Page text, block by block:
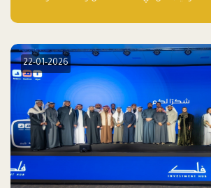
الطريق للمستثمرين ورواد الأعمال في
22-01-2026